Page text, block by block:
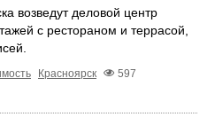
возведут деловой центр
с рестораном и террасой,
Красноярск
597